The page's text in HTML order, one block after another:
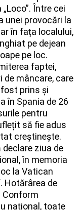
Între cei
unei provocări la
în fața localului,
pe dejean
pe loc.
faptei,
mâncare, care
prins și
în Spania de 26
pentru
să fie adus
creștinește.
declare ziua de
în memoria
la Vatican
Hotărârea de
Conform
național, toate